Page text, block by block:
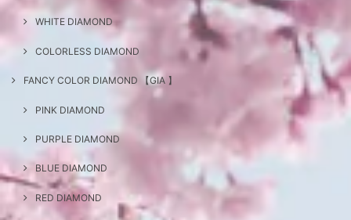
WHITE DIAMOND
COLORLESS DIAMOND
FANCY COLOR DIAMOND 【GIA 】
PINK DIAMOND
PURPLE DIAMOND
BLUE DIAMOND
RED DIAMOND